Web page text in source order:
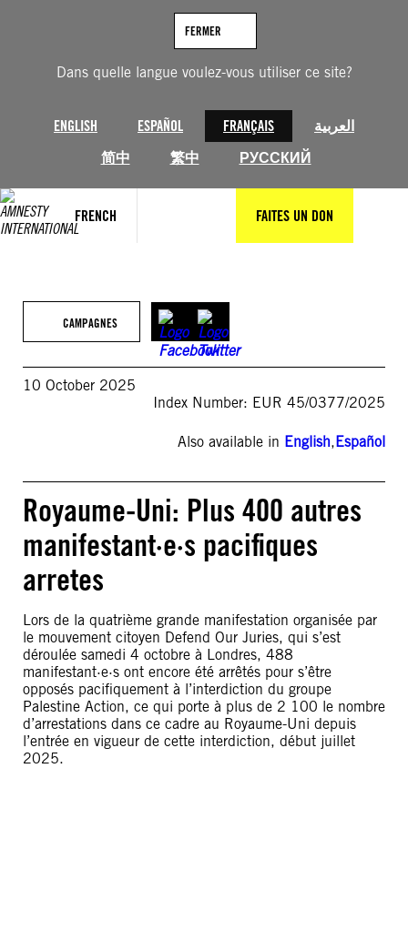
Dans quelle langue voulez-vous utiliser ce site?
ENGLISH ESPAÑOL FRANÇAIS
العربية
简中
繁中 РУССКИЙ
FERMER
FRENCH FAITES UN DON
CAMPAGNES
10 October 2025
Index Number: EUR 45/0377/2025
Also available in English,Español
Royaume-Uni: Plus 400 autres
manifestant·e·s pacifiques
arretes
Lors de la quatrième grande manifestation organisée par
le mouvement citoyen Defend Our Juries, qui s’est
déroulée samedi 4 octobre à Londres, 488
manifestant·e·s ont encore été arrêtés pour s’être
opposés pacifiquement à l’interdiction du groupe
Palestine Action, ce qui porte à plus de 2 100 le nombre
d’arrestations dans ce cadre au Royaume-Uni depuis
l’entrée en vigueur de cette interdiction, début juillet
2025.